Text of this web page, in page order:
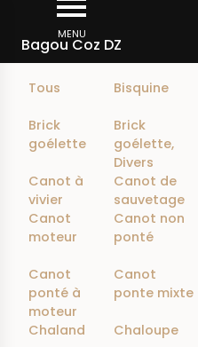
contenu
MENU
Bagou Coz DZ
Filtrer
Tous Bisquine
Brick
goélette
Brick
goélette,
Divers
Canot à
vivier
Canot de
sauvetage
Canot
moteur
Canot non
ponté
Canot
ponté à
moteur
Canot
ponte mixte
Chaland Chaloupe